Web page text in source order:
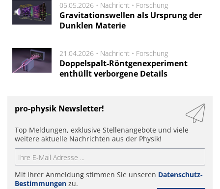
05.05.2026 • Nachricht • Forschung
Gravitationswellen als Ursprung der
Dunklen Materie
21.04.2026 • Nachricht • Forschung
Doppelspalt-Röntgenexperiment
enthüllt verborgene Details
pro-physik Newsletter!
Top Meldungen, exklusive Stellenangebote und viele
weitere aktuelle Nachrichten aus der Physik!
Mit Ihrer Anmeldung stimmen Sie unseren Datenschutz-
Bestimmungen zu.